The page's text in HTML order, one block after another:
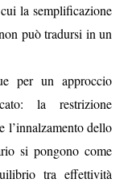
la semplificazione
può tradursi in un
per un approccio
la restrizione
l’innalzamento dello
si pongono come
tra effettività